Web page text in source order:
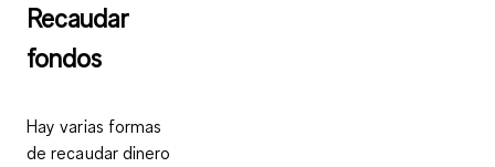
Recaudar
fondos
Hay varias formas
derecaudar dinero